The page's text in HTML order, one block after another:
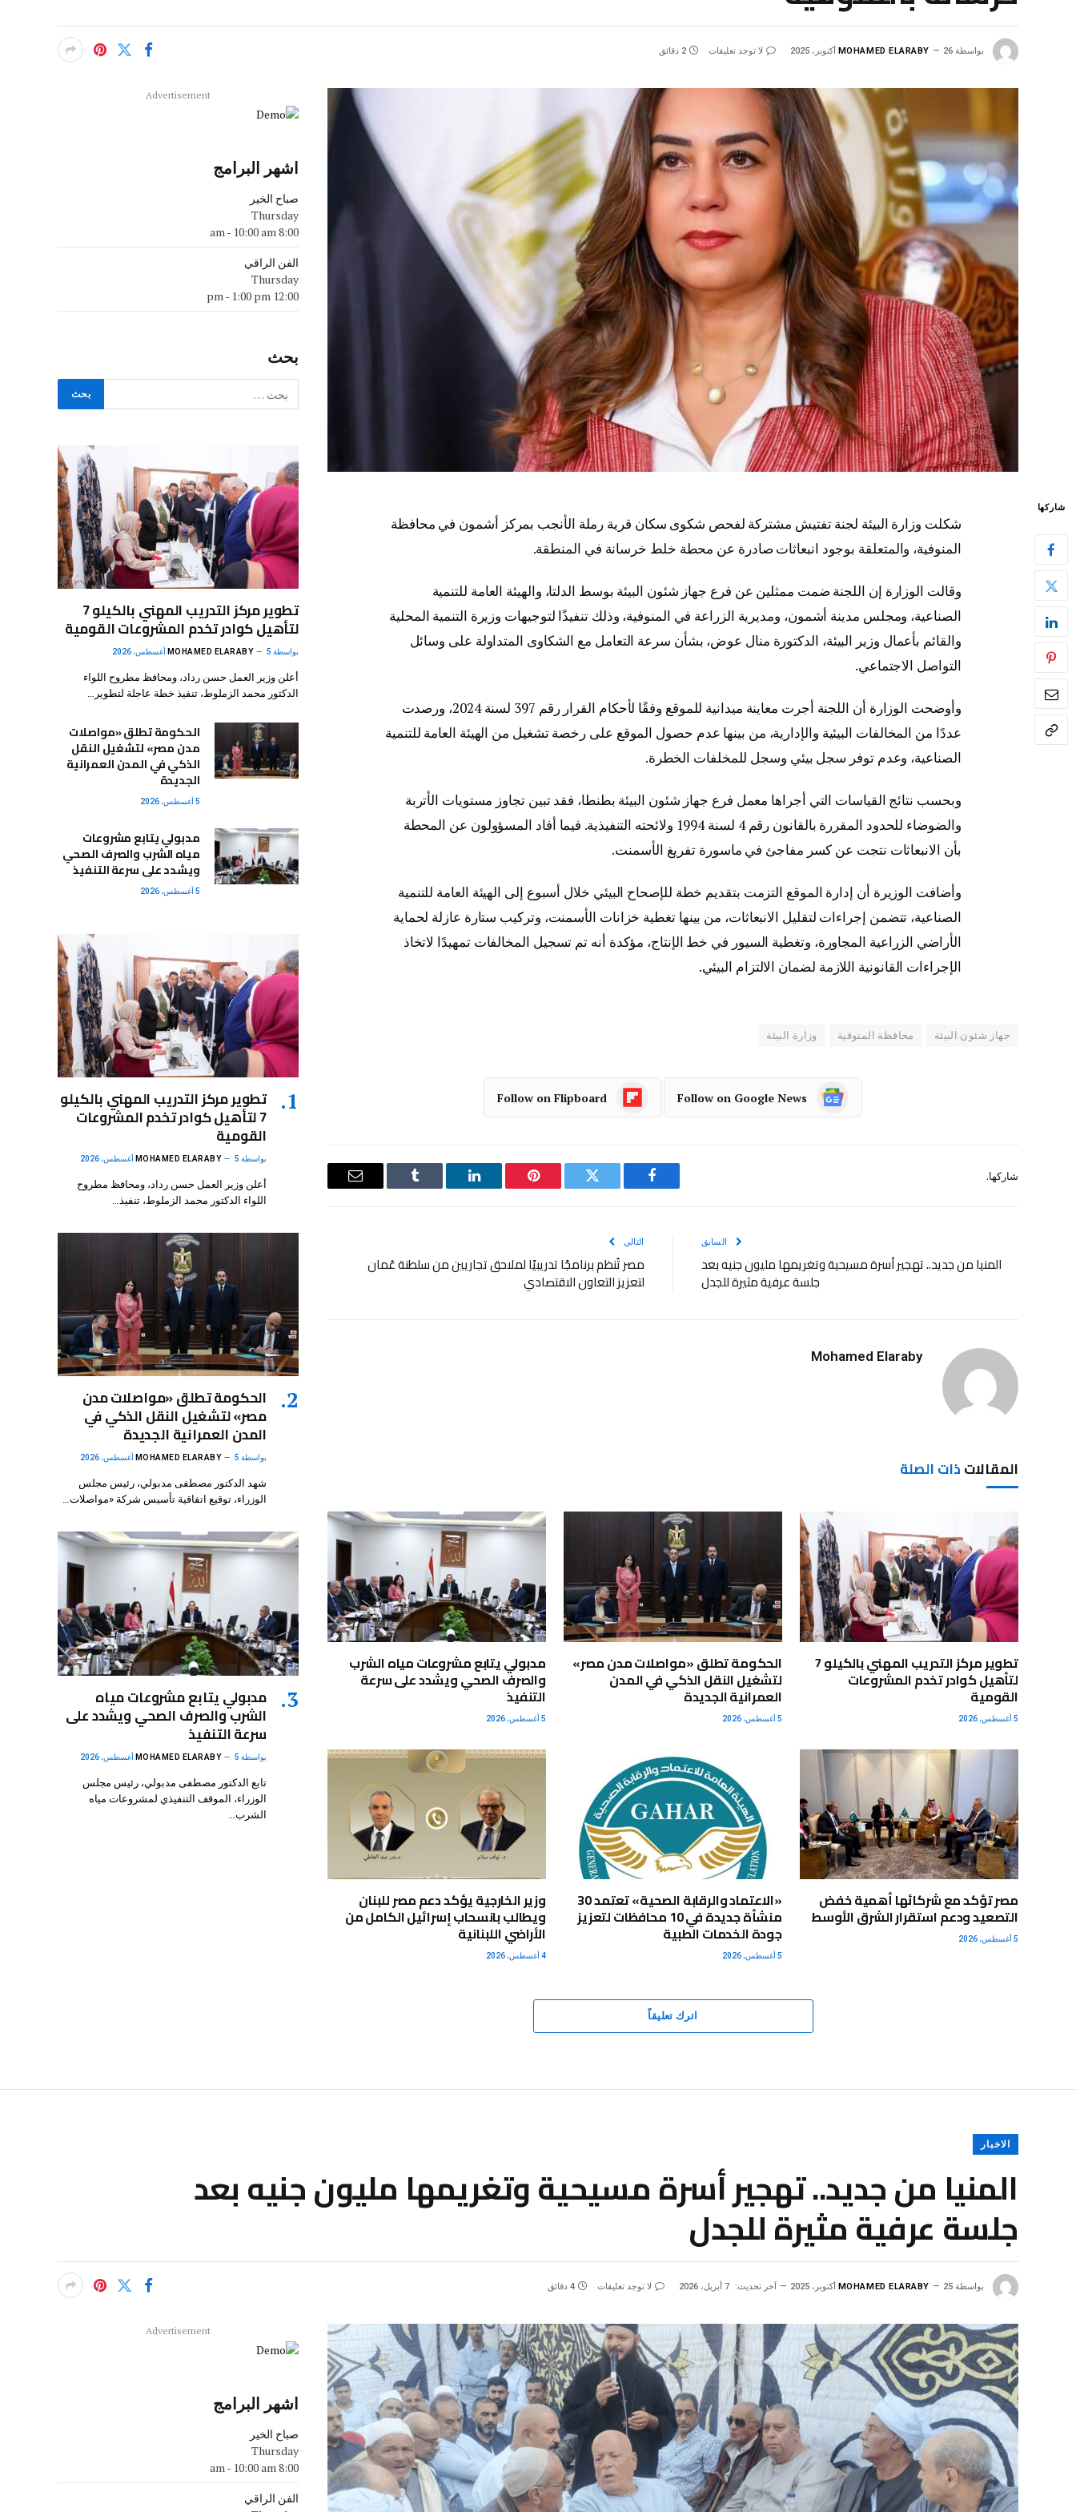
بواسطة MOHAMED ELARABY 26 أكتوبر، 2025 لا توجد تعليقات 2 دقائق
شاركها
شكلت وزارة البيئة لجنة تفتيش مشتركة لفحص شكوى سكان قرية رملة الأنجب بمركز أشمون في محافظة
المنوفية، والمتعلقة بوجود انبعاثات صادرة عن محطة خلط خرسانة في المنطقة.
وقالت الوزارة إن اللجنة ضمت ممثلين عن فرع جهاز شئون البيئة بوسط الدلتا، والهيئة العامة للتنمية
الصناعية، ومجلس مدينة أشمون، ومديرية الزراعة في المنوفية، وذلك تنفيذًا لتوجيهات وزيرة التنمية المحلية
والقائم بأعمال وزير البيئة، الدكتورة منال عوض، بشأن سرعة التعامل مع الشكاوى المتداولة على وسائل
التواصل الاجتماعي.
وأوضحت الوزارة أن اللجنة أجرت معاينة ميدانية للموقع وفقًا لأحكام القرار رقم 397 لسنة 2024، ورصدت
عددًا من المخالفات البيئية والإدارية، من بينها عدم حصول الموقع على رخصة تشغيل من الهيئة العامة للتنمية
الصناعية، وعدم توفر سجل بيئي وسجل للمخلفات الخطرة.
وبحسب نتائج القياسات التي أجراها معمل فرع جهاز شئون البيئة بطنطا، فقد تبين تجاوز مستويات الأتربة
والضوضاء للحدود المقررة بالقانون رقم 4 لسنة 1994 ولائحته التنفيذية. فيما أفاد المسؤولون عن المحطة
بأن الانبعاثات نتجت عن كسر مفاجئ في ماسورة تفريغ الأسمنت.
وأضافت الوزيرة أن إدارة الموقع التزمت بتقديم خطة للإصحاح البيئي خلال أسبوع إلى الهيئة العامة للتنمية
الصناعية، تتضمن إجراءات لتقليل الانبعاثات، من بينها تغطية خزانات الأسمنت، وتركيب ستارة عازلة لحماية
الأراضي الزراعية المجاورة، وتغطية السيور في خط الإنتاج، مؤكدة أنه تم تسجيل المخالفات تمهيدًا لاتخاذ
الإجراءات القانونية اللازمة لضمان الالتزام البيئي.
جهاز شئون البيئة محافظة المنوفية وزارة البيئة
Follow on Google News
Follow on Flipboard
شاركها.
فيسبوك
تويتر بينتيريستلينكدإن Tumblr
البريد
السابق
المنيا من جديد.. تهجير أسرة مسيحية وتغريمها مليون جنيه بعد
جلسة عرفية مثيرة للجدل
التالي
مصر تُنظم برنامجًا تدريبيًا لملاحق تجاريين من سلطنة عُمان
لتعزيز التعاون الاقتصادي
Mohamed Elaraby
المقالاتذات الصلة
تطوير مركز التدريب المهني بالكيلو 7
لتأهيل كوادر تخدم المشروعات
القومية
5 أغسطس، 2026
الحكومة تطلق «مواصلات مدن مصر»
لتشغيل النقل الذكي في المدن
العمرانية الجديدة
5 أغسطس، 2026
مدبولي يتابع مشروعات مياه الشرب
والصرف الصحي ويشدد على سرعة
التنفيذ
5 أغسطس، 2026
مصر تؤكد مع شركائها أهمية خفض
التصعيد ودعم استقرار الشرق الأوسط
5 أغسطس، 2026
«الاعتماد والرقابة الصحية» تعتمد 30
منشأة جديدة في 10 محافظات لتعزيز
جودة الخدمات الطبية
5 أغسطس، 2026
وزير الخارجية يؤكد دعم مصر للبنان
ويطالب بانسحاب إسرائيل الكامل من
الأراضي اللبنانية
4 أغسطس، 2026
اترك تعليقاً
Advertisement
اشهر البرامج
صباح الخير
Thursday
8:00 am
- 10:00 am
الفن الراقي
Thursday
12:00 pm
- 1:00 pm
بحث
تطوير مركز التدريب المهني بالكيلو 7
لتأهيل كوادر تخدم المشروعات القومية
بواسطة MOHAMED ELARABY 5 أغسطس، 2026
أعلن وزير العمل حسن رداد، ومحافظ مطروح اللواء
الدكتور محمد الزملوط، تنفيذ خطة عاجلة لتطوير…
الحكومة تطلق «مواصلات
مدن مصر» لتشغيل النقل
الذكي في المدن العمرانية
الجديدة
5 أغسطس، 2026
مدبولي يتابع مشروعات
مياه الشرب والصرف الصحي
ويشدد على سرعة التنفيذ
5 أغسطس، 2026
تطوير مركز التدريب المهني بالكيلو
7 لتأهيل كوادر تخدم المشروعات
القومية
بواسطة MOHAMED ELARABY 5 أغسطس، 2026
أعلن وزير العمل حسن رداد، ومحافظ مطروح
اللواء الدكتور محمد الزملوط، تنفيذ…
الحكومة تطلق «مواصلات مدن
مصر» لتشغيل النقل الذكي في
المدن العمرانية الجديدة
بواسطة MOHAMED ELARABY 5 أغسطس، 2026
شهد الدكتور مصطفى مدبولي، رئيس مجلس
الوزراء، توقيع اتفاقية تأسيس شركة «مواصلات…
مدبولي يتابع مشروعات مياه
الشرب والصرف الصحي ويشدد على
سرعة التنفيذ
بواسطة MOHAMED ELARABY 5 أغسطس، 2026
تابع الدكتور مصطفى مدبولي، رئيس مجلس
الوزراء، الموقف التنفيذي لمشروعات مياه
الشرب…
الاخبار
المنيا من جديد.. تهجير أسرة مسيحية وتغريمها مليون جنيه بعد
جلسة عرفية مثيرة للجدل
بواسطة MOHAMED ELARABY 25 أكتوبر، 2025 آخر تحديث: 7 أبريل، 2026 لا توجد تعليقات 4 دقائق
Advertisement
اشهر البرامج
صباح الخير
Thursday
8:00 am
- 10:00 am
الفن الراقي